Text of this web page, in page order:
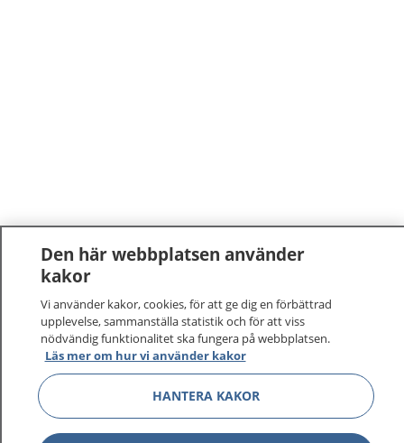
Den här webbplatsen använder
kakor
Vi använder kakor, cookies, för att ge dig en förbättrad
upplevelse, sammanställa statistik och för att viss
nödvändig funktionalitet ska fungera på webbplatsen.
Läs mer om hur vi använder kakor
HANTERA KAKOR